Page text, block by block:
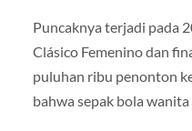
Puncaknya terjadi pada
Clásico Femenino dan
puluhan ribu penonton
bahwa sepak bola